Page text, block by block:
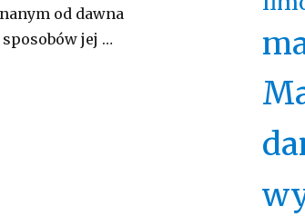
od dawna
jej …